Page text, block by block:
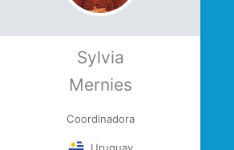
Sylvia
Mernies
Coordinadora